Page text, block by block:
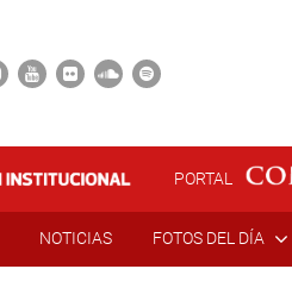
PORTAL
NOTICIAS FOTOS DEL DÍA